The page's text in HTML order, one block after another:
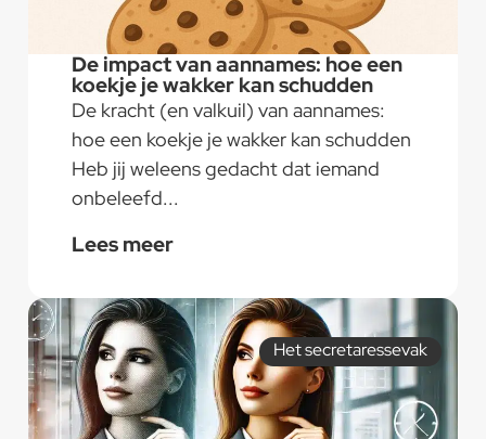
De impact van aannames: hoe een
koekje je wakker kan schudden
De kracht (en valkuil) van aannames:
hoe een koekje je wakker kan schudden
Heb jij weleens gedacht dat iemand
onbeleefd...
Lees meer
Het secretaressevak